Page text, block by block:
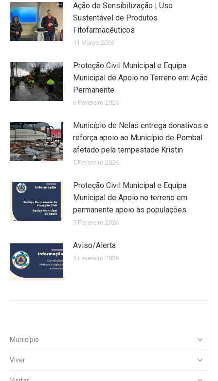
Ação de Sensibilização | Uso
Sustentável de Produtos
Fitofarmacêuticos
11 Março 2026
Proteção Civil Municipal e Equipa
Municipal de Apoio no Terreno em Ação
Permanente
6 Fevereiro 2026
Município de Nelas entrega donativos e
reforça apoio ao Município de Pombal
afetado pela tempestade Kristin
5 Fevereiro 2026
Proteção Civil Municipal e Equipa
Municipal de Apoio no terreno em
permanente apoio às populações
5 Fevereiro 2026
Aviso/Alerta
5 Fevereiro 2026
Município
Viver